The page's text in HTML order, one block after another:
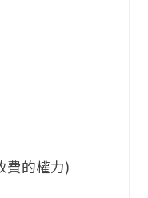
費的權力)